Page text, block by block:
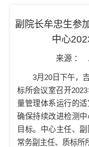
副院长牟忠生参
中心
来源 ：
3月20日下午，
标所会议室召开
量管理体系运行的适
确保持续改进检测
目标。中心主任、
常务副主任、质标所